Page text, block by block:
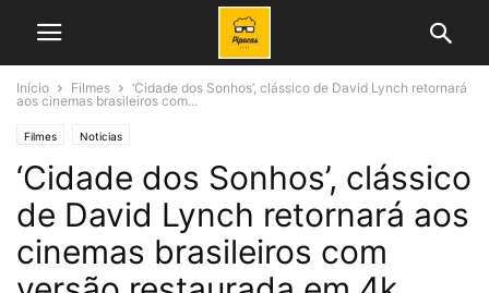
Início Filmes
‘Cidade dos Sonhos’, clássico de David Lynch retornará
aos cinemas brasileiros com...
Filmes Noticias
‘Cidade dos Sonhos’, clássico
de David Lynch retornará aos
cinemas brasileiros com